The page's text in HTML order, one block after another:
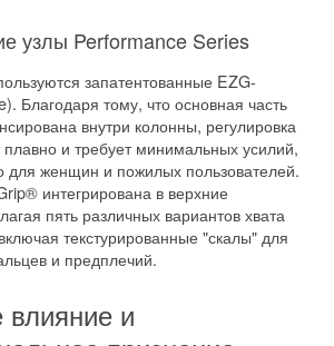
узлы Performance Series
запатентованные EZG-
Благодаря тому, что основная часть
внутри колонны, регулировка
и требует минимальных усилий,
для женщин и пожилых пользователей.
интегрирована в верхние
пять различных вариантов хвата
текстурированные "скалы" для
и предплечий.
влияние и